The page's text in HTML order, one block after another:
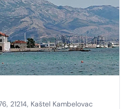
21214, Kaštel Kambelovac